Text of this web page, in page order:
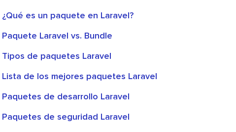
¿Qué es un paquete en Laravel?
Paquete Laravel vs. Bundle
Tipos de paquetes Laravel
Lista de los mejores paquetes Laravel
Paquetes de desarrollo Laravel
Paquetes de seguridad Laravel